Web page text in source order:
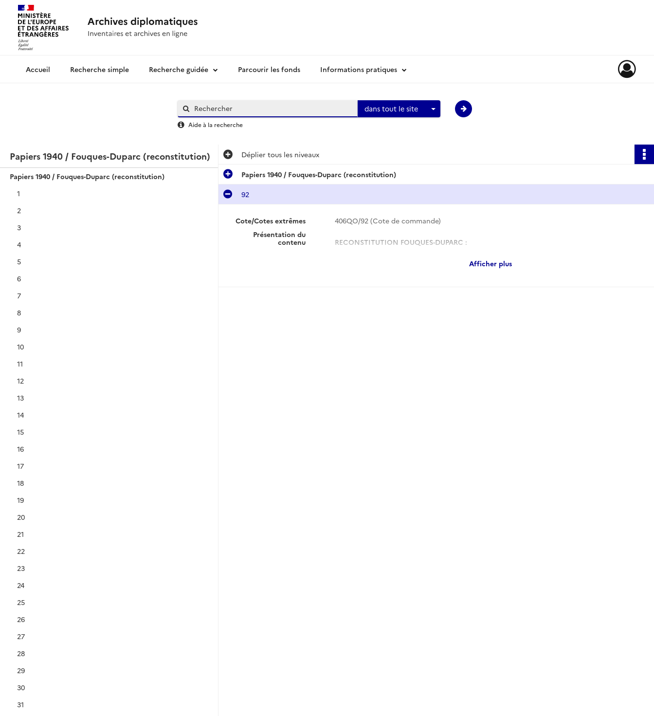
Archives diplomatiquesRecherche simple Recherche guidée Parcourir les fonds Informations pratiques
dans tout le site
Aide à la recherche
Papiers 1940 / Fouques-Duparc (reconstitution)
Papiers 1940 / Fouques-Duparc (reconstitution)
1
2
3
4
5
6
7
8
9
10
11
12
13
14
15
16
17
18
19
20
21
22
23
24
25
26
27
28
29
30
31
Déplier tous les niveaux
Papiers 1940 / Fouques-Duparc (reconstitution)
92
Cote/Cotes extrêmes
406QO/92 (Cote de commande)
Présentation du
contenu
RECONSTITUTION FOUQUES-DUPARC :
Plan-inventaire de la reconstitution Fouques-Duparc (reproduit les chemises originelles.
Afficher plus